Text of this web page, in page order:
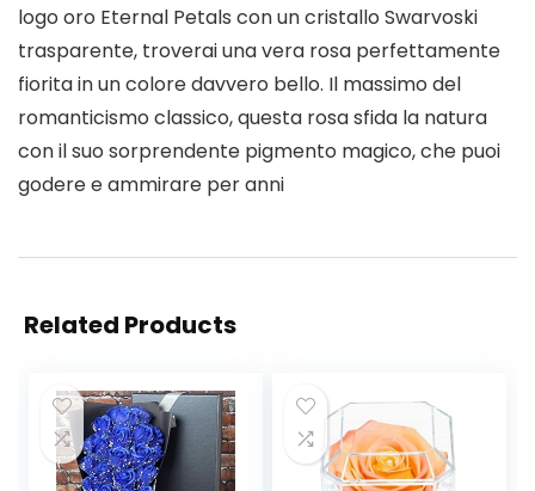
logo oro Eternal Petals con un cristallo Swarvoski
trasparente, troverai una vera rosa perfettamente
fiorita in un colore davvero bello. Il massimo del
romanticismo classico, questa rosa sfida la natura
con il suo sorprendente pigmento magico, che puoi
godere e ammirare per anni
Related Products